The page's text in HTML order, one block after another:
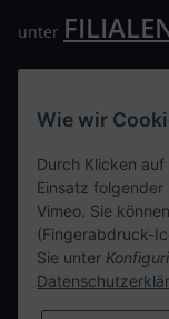
unter
Wir freuen uns auf
Kontaktdaten
tweet
teilen
Wie wir
Durch Klicken auf
Einsatz folgender
Vimeo. Sie
(Fingerabdruck-
Sie unter